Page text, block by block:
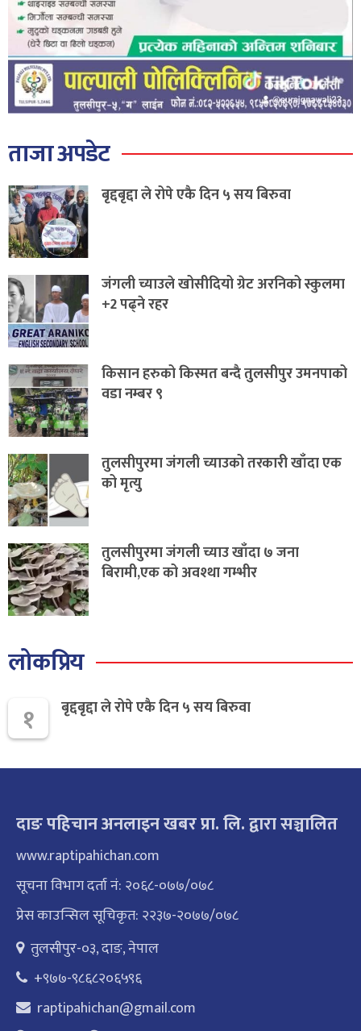
ताजा अपडेट
बृद्दबृद्दा ले रोपे एकै दिन ५ सय बिरुवा
जंगली च्याउले खोसीदियो ग्रेट अरनिको स्कुलमा
+2 पढ्ने रहर
किसान हरुको किस्मत बन्दै तुलसीपुर उमनपाको
वडा नम्बर ९
तुलसीपुरमा जंगली च्याउको तरकारी खाँदा एक
को मृत्यु
तुलसीपुरमा जंगली च्याउ खाँदा ७ जना
बिरामी,एक को अवश्था गम्भीर
लोकप्रिय
१
बृद्दबृद्दा ले रोपे एकै दिन ५ सय बिरुवा
दाङ पहिचान अनलाइन खबर प्रा. लि. द्वारा सञ्चालित
www.raptipahichan.com
सूचना विभाग दर्ता नं: २०६८-०७७/०७८
प्रेस काउन्सिल सूचिकृत: २२३७-२०७७/०७८
तुलसीपुर-०३, दाङ, नेपाल
+९७७-९८६८२०६५९६
raptipahichan@gmail.com